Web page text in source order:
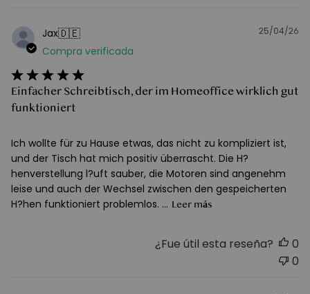
Jax🇩🇪
Compra verificada
Einfacher Schreibtisch, der im Homeoffice wirklich gut
funktioniert
Ich wollte für zu Hause etwas, das nicht zu kompliziert ist,
und der Tisch hat mich positiv überrascht. Die H?
henverstellung l?uft sauber, die Motoren sind angenehm
leise und auch der Wechsel zwischen den gespeicherten
H?hen funktioniert problemlos. ... Leer más
25/04/26
¿Fue útil esta reseña?
0
0